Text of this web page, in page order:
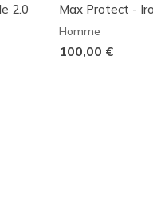
2.0 Max Protect -
Homme
100,00 €